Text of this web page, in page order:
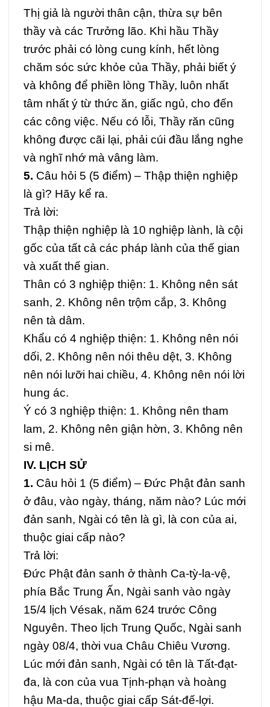
Thị giả là người thân cận, thừa sự bên
thầy và các Trưởng lão. Khi hầu Thầy
trước phải có lòng cung kính, hết lòng
chăm sóc sức khỏe của Thầy, phải biết ý
và không để phiền lòng Thầy, luôn nhất
tâm nhất ý từ thức ăn, giấc ngủ, cho đến
các công việc. Nếu có lỗi, Thầy răn cũng
không được cãi lại, phải cúi đầu lắng nghe
và nghĩ nhớ mà vâng làm.
5. Câu hỏi 5 (5 điểm) – Thập thiện nghiệp
là gì? Hãy kể ra.
Trả lời:
Thập thiện nghiệp là 10 nghiệp lành, là cội
gốc của tất cả các pháp lành của thế gian
và xuất thế gian.
Thân có 3 nghiệp thiện: 1. Không nên sát
sanh, 2. Không nên trộm cắp, 3. Không
nên tà dâm.
Khẩu có 4 nghiệp thiện: 1. Không nên nói
dối, 2. Không nên nói thêu dệt, 3. Không
nên nói lưỡi hai chiều, 4. Không nên nói lời
hung ác.
Ý có 3 nghiệp thiện: 1. Không nên tham
lam, 2. Không nên giận hờn, 3. Không nên
si mê.
IV. LỊCH SỬ
1. Câu hỏi 1 (5 điểm) – Đức Phật đản sanh
ở đâu, vào ngày, tháng, năm nào? Lúc mới
đản sanh, Ngài có tên là gì, là con của ai,
thuộc giai cấp nào?
Trả lời:
Đức Phật đản sanh ở thành Ca-tỳ-la-vệ,
phía Bắc Trung Ấn, Ngài sanh vào ngày
15/4 lịch Vésak, năm 624 trước Công
Nguyên. Theo lịch Trung Quốc, Ngài sanh
ngày 08/4, thời vua Châu Chiêu Vương.
Lúc mới đản sanh, Ngài có tên là Tất-đạt-
đa, là con của vua Tịnh-phạn và hoàng
hậu Ma-da, thuộc giai cấp Sát-đế-lợi.